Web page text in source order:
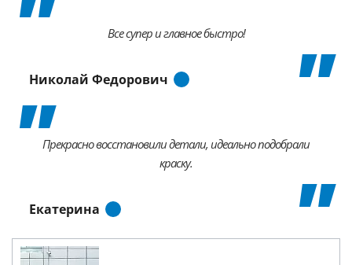
Все супер и главное быстро!
Николай Федорович
Прекрасно восстановили детали, идеально подобрали
краску.
Екатерина